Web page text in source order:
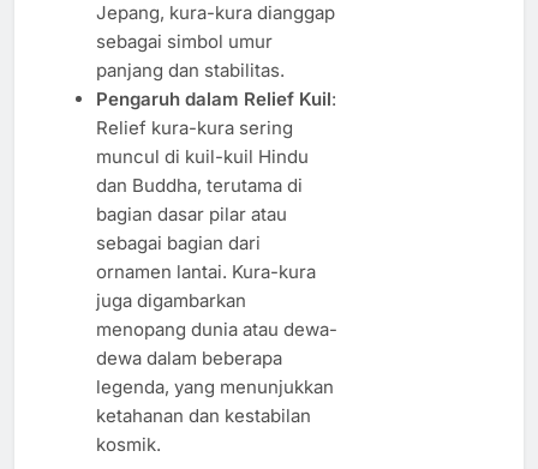
Jepang, kura-kura dianggap
sebagai simbol umur
panjang dan stabilitas.
Pengaruh dalam Relief Kuil:
Relief kura-kura sering
muncul di kuil-kuil Hindu
dan Buddha, terutama di
bagian dasar pilar atau
sebagai bagian dari
ornamen lantai. Kura-kura
juga digambarkan
menopang dunia atau dewa-
dewa dalam beberapa
legenda, yang menunjukkan
ketahanan dan kestabilan
kosmik.